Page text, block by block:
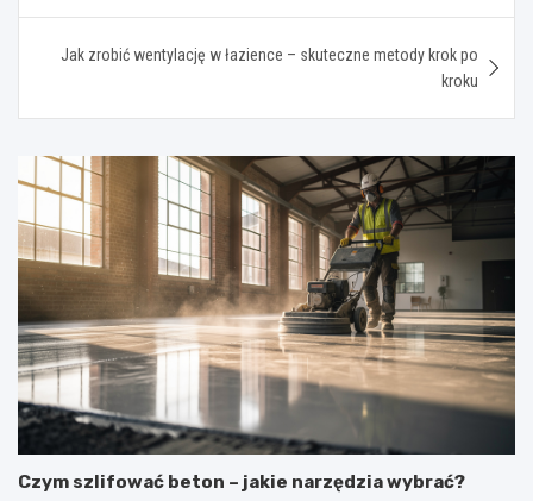
Jak zrobić wentylację w łazience – skuteczne metody krok po
kroku
Czym szlifować beton – jakie narzędzia wybrać?